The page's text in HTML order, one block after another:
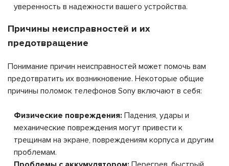
уверенность в надежности вашего устройства.
Причины неисправностей и их
предотвращение
Понимание причин неисправностей может помочь вам
предотвратить их возникновение. Некоторые общие
причины поломок телефонов Sony включают в себя:
Физические повреждения: Падения, удары и
механические повреждения могут привести к
трещинам на экране, повреждениям корпуса и другим
проблемам.